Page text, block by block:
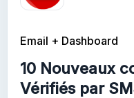
About
2FA
FAQ
Email + Dashboard
10 Nouveaux
Vérifiés par